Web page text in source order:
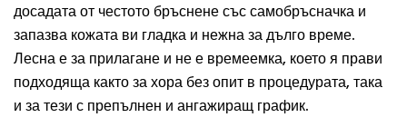
досадата от честото бръснене със самобръсначка и
запазва кожата ви гладка и нежна за дълго време.
Лесна е за прилагане и не е времеемка, което я прави
подходяща както за хора без опит в процедурата, така
и за тези с препълнен и ангажиращ график.